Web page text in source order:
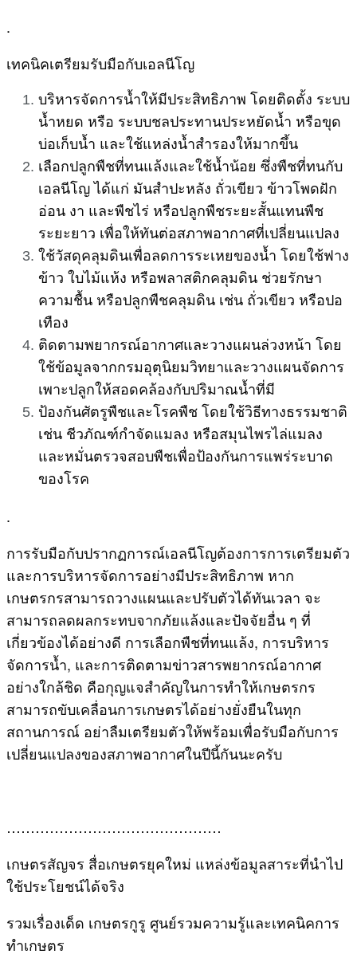
.
เทคนิคเตรียมรับมือกับเอลนีโญ
บริหารจัดการน้ำให้มีประสิทธิภาพ โดยติดตั้ง ระบบ
น้ำหยด หรือ ระบบชลประทานประหยัดน้ำ หรือขุด
บ่อเก็บน้ำ และใช้แหล่งน้ำสำรองให้มากขึ้น
เลือกปลูกพืชที่ทนแล้งและใช้น้ำน้อย ซึ่งพืชที่ทนกับ
เอลนีโญ ได้แก่ มันสำปะหลัง ถั่วเขียว ข้าวโพดฝัก
อ่อน งา และพืชไร่ หรือปลูกพืชระยะสั้นแทนพืช
ระยะยาว เพื่อให้ทันต่อสภาพอากาศที่เปลี่ยนแปลง
ใช้วัสดุคลุมดินเพื่อลดการระเหยของน้ำ โดยใช้ฟาง
ข้าว ใบไม้แห้ง หรือพลาสติกคลุมดิน ช่วยรักษา
ความชื้น หรือปลูกพืชคลุมดิน เช่น ถั่วเขียว หรือปอ
เทือง
ติดตามพยากรณ์อากาศและวางแผนล่วงหน้า โดย
ใช้ข้อมูลจากกรมอุตุนิยมวิทยาและวางแผนจัดการ
เพาะปลูกให้สอดคล้องกับปริมาณน้ำที่มี
ป้องกันศัตรูพืชและโรคพืช โดยใช้วิธีทางธรรมชาติ
เช่น ชีวภัณฑ์กำจัดแมลง หรือสมุนไพรไล่แมลง
และหมั่นตรวจสอบพืชเพื่อป้องกันการแพร่ระบาด
ของโรค
.
การรับมือกับปรากฏการณ์เอลนีโญต้องการการเตรียมตัว
และการบริหารจัดการอย่างมีประสิทธิภาพ หาก
เกษตรกรสามารถวางแผนและปรับตัวได้ทันเวลา จะ
สามารถลดผลกระทบจากภัยแล้งและปัจจัยอื่น ๆ ที่
เกี่ยวข้องได้อย่างดี การเลือกพืชที่ทนแล้ง, การบริหาร
จัดการน้ำ, และการติดตามข่าวสารพยากรณ์อากาศ
อย่างใกล้ชิด คือกุญแจสำคัญในการทำให้เกษตรกร
สามารถขับเคลื่อนการเกษตรได้อย่างยั่งยืนในทุก
สถานการณ์ อย่าลืมเตรียมตัวให้พร้อมเพื่อรับมือกับการ
เปลี่ยนแปลงของสภาพอากาศในปีนี้กันนะครับ
………………………………………
เกษตรสัญจร สื่อเกษตรยุคใหม่ แหล่งข้อมูลสาระที่นำไป
ใช้ประโยชน์ได้จริง
รวมเรื่องเด็ด เกษตรกูรู ศูนย์รวมความรู้และเทคนิคการ
ทำเกษตร